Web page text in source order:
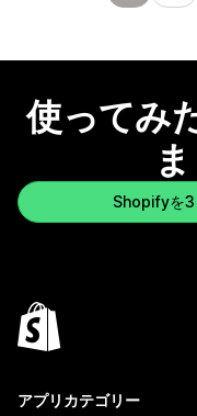
使ってみ
Shopifyを3
アプリカテゴリー